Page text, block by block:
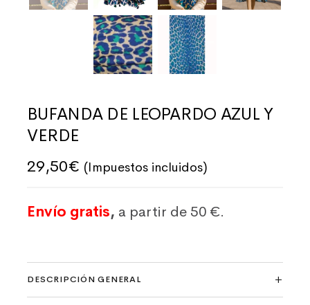
BUFANDA DE LEOPARDO AZUL Y
VERDE
29,50€ (Impuestos incluidos)
Envío gratis, a partir de 50 €.
DESCRIPCIÓN GENERAL